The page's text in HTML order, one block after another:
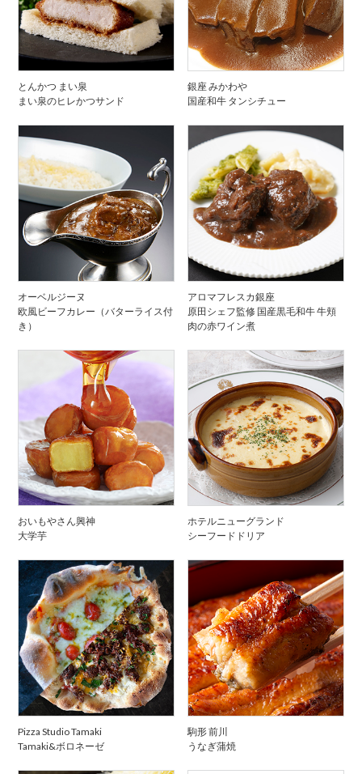
とんかつ まい泉
まい泉のヒレかつサンド
銀座 みかわや
国産和牛 タンシチュー
オーベルジーヌ
欧風ビーフカレー（バターライス付
き）
アロマフレスカ銀座
原田シェフ監修 国産黒毛和牛 牛頬
肉の赤ワイン煮
おいもやさん興神
大学芋
ホテルニューグランド
シーフードドリア
Pizza Studio Tamaki
Tamaki&ボロネーゼ
駒形 前川
うなぎ蒲焼